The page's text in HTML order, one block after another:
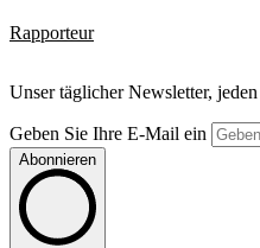
Rapporteur
Unser täglicher Newsletter,
Geben Sie Ihre E-Mail ein
Abonnieren